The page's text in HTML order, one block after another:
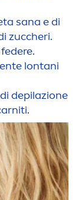
sana e di
zuccheri.
te lontani
depilazione